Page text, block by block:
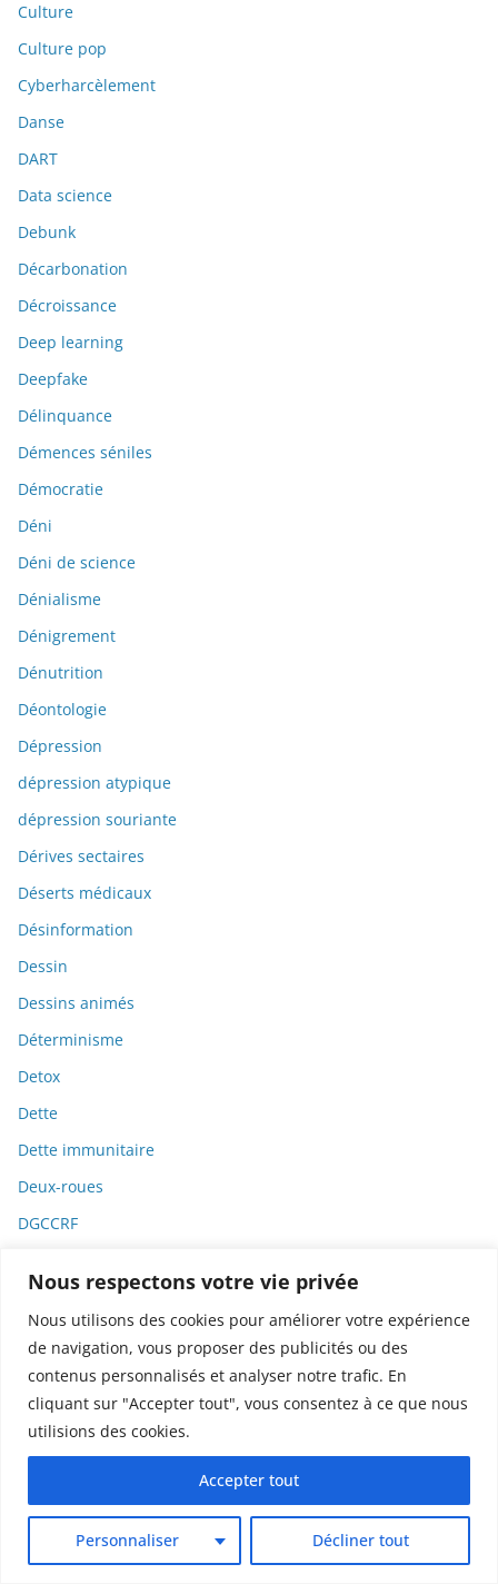
Nous respectons votre vie privée
Nous utilisons des cookies pour améliorer votre expérience
de navigation, vous proposer des publicités ou des
contenus personnalisés et analyser notre trafic. En
cliquant sur "Accepter tout", vous consentez à ce que nous
utilisions des cookies.
Personnaliser Décliner tout
Accepter tout
Culture
Culture pop
Cyberharcèlement
Danse
DART
Data science
Debunk
Décarbonation
Décroissance
Deep learning
Deepfake
Délinquance
Démences séniles
Démocratie
Déni
Déni de science
Dénialisme
Dénigrement
Dénutrition
Déontologie
Dépression
dépression atypique
dépression souriante
Dérives sectaires
Déserts médicaux
Désinformation
Dessin
Dessins animés
Déterminisme
Detox
Dette
Dette immunitaire
Deux-roues
DGCCRF
Diététique
Diffamation
Dignité
Dispositifs médicaux